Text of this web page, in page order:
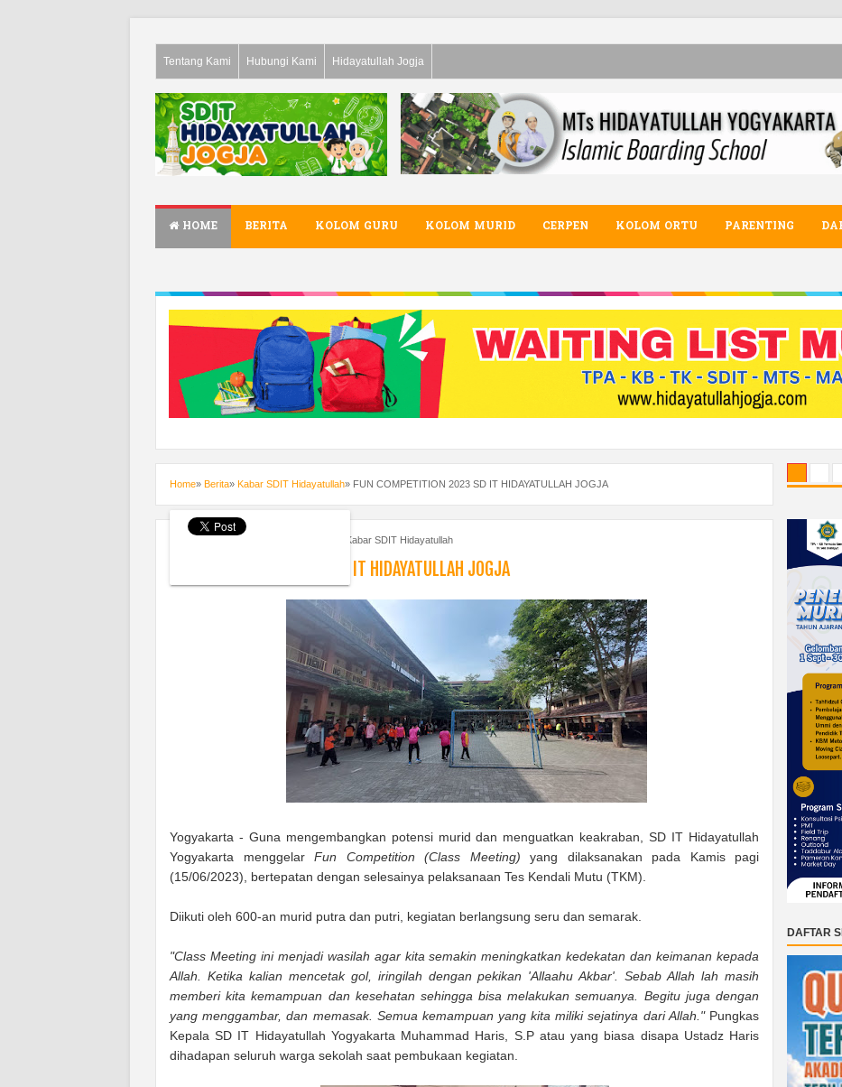
Tentang Kami Hubungi Kami Hidayatullah Jogja
HOME BERITA KOLOM GURU KOLOM MURID CERPEN KOLOM ORTU PARENTING
Home» Berita» Kabar SDIT Hidayatullah» FUN COMPETITION 2023 SD IT HIDAYATULLAH JOGJA
Kabar SDIT Hidayatullah
FUN COMPETITION 2023 SD IT HIDAYATULLAH JOGJA
Yogyakarta - Guna mengembangkan potensi murid dan menguatkan keakraban, SD IT Hidayatullah
Yogyakarta menggelar Fun Competition (Class Meeting) yang dilaksanakan pada Kamis pagi
(15/06/2023), bertepatan dengan selesainya pelaksanaan Tes Kendali Mutu (TKM).
Diikuti oleh 600-an murid putra dan putri, kegiatan berlangsung seru dan semarak.
"Class Meeting ini menjadi wasilah agar kita semakin meningkatkan kedekatan dan keimanan kepada
Allah. Ketika kalian mencetak gol, iringilah dengan pekikan 'Allaahu Akbar'. Sebab Allah lah masih
memberi kita kemampuan dan kesehatan sehingga bisa melakukan semuanya. Begitu juga dengan
yang menggambar, dan memasak. Semua kemampuan yang kita miliki sejatinya dari Allah." Pungkas
Kepala SD IT Hidayatullah Yogyakarta Muhammad Haris, S.P atau yang biasa disapa Ustadz Haris
dihadapan seluruh warga sekolah saat pembukaan kegiatan.
DAFTAR